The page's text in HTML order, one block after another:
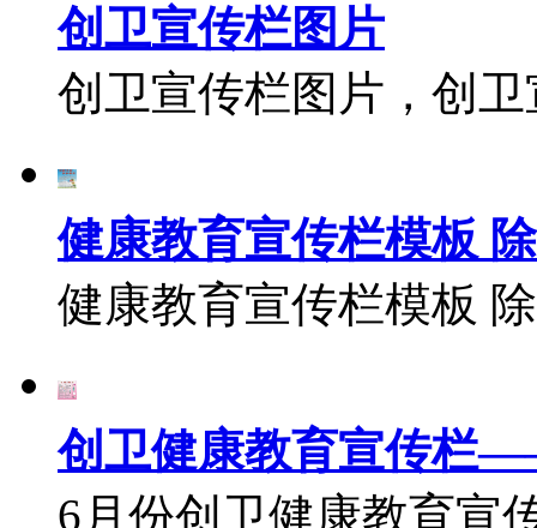
创卫宣传栏图片
创卫宣传栏图片，创
健康教育宣传栏模板
健康教育宣传栏模板
创卫健康教育宣传栏
6月份创卫健康教育